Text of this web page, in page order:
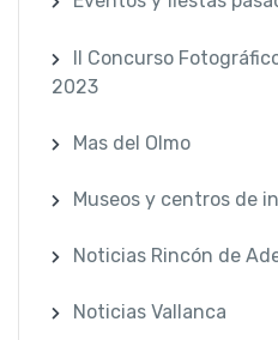
II Concurso
2023
Mas del Olmo
Museos y centros de
Noticias Rincón de
Noticias Vallanca